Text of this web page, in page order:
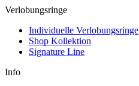
Verlobungsringe
Individuelle Verlobungsringe
Shop Kollektion
Signature Line
Info